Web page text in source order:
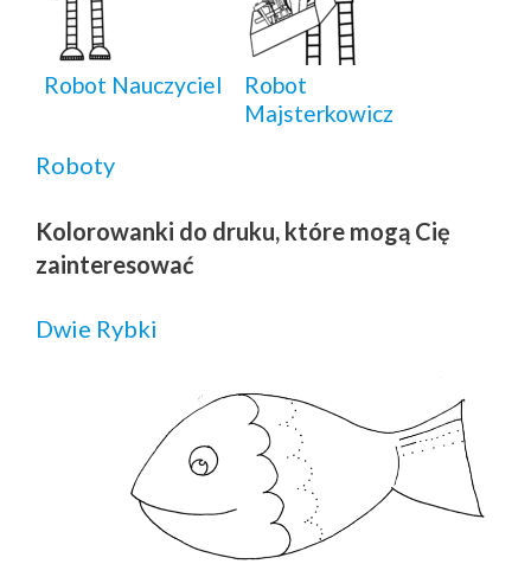
Robot Nauczyciel
Robot
Majsterkowicz
Roboty
Kolorowanki do druku, które mogą Cię
zainteresować
Dwie Rybki